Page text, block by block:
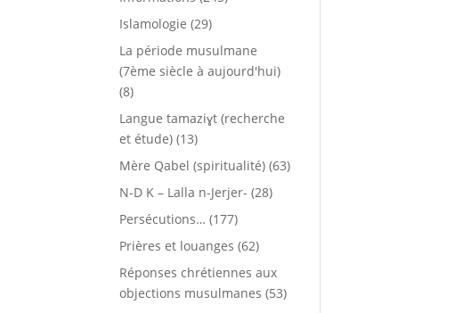
Islamologie (29)
La période musulmane
(7ème siècle à aujourd'hui)
(8)
Langue tamaziɣt (recherche
et étude) (13)
Mère Qabel (spiritualité) (63)
N-D K – Lalla n-Jerjer- (28)
Persécutions… (177)
Prières et louanges (62)
Réponses chrétiennes aux
objections musulmanes (53)